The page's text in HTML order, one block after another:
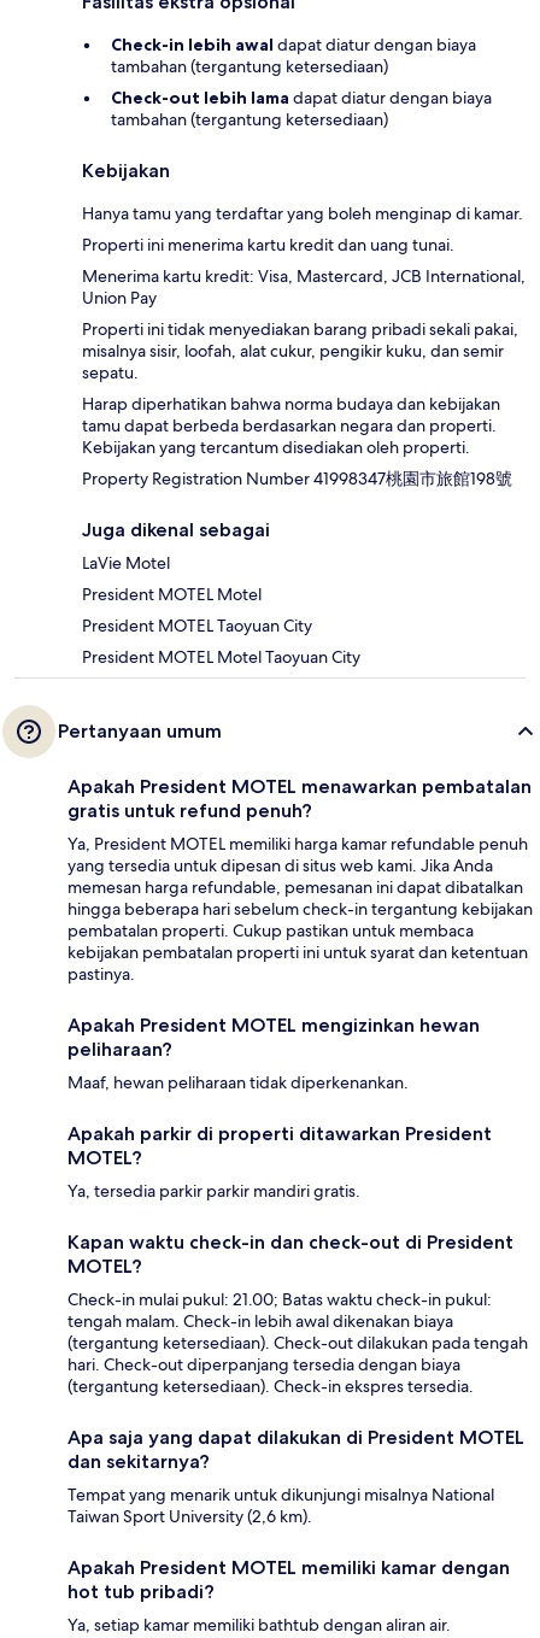
Check-in lebih awal dapat diatur dengan biaya
tambahan (tergantung ketersediaan)
Check-out lebih lama dapat diatur dengan biaya
tambahan (tergantung ketersediaan)
Kebijakan
Hanya tamu yang terdaftar yang boleh menginap di kamar.
Properti ini menerima kartu kredit dan uang tunai.
Menerima kartu kredit: Visa, Mastercard, JCB International,
Union Pay
Properti ini tidak menyediakan barang pribadi sekali pakai,
misalnya sisir, loofah, alat cukur, pengikir kuku, dan semir
sepatu.
Harap diperhatikan bahwa norma budaya dan kebijakan
tamu dapat berbeda berdasarkan negara dan properti.
Kebijakan yang tercantum disediakan oleh properti.
Property Registration Number 41998347桃園市旅館198號
Juga dikenal sebagai
LaVie Motel
President MOTEL Motel
President MOTEL Taoyuan City
President MOTEL Motel Taoyuan City
Pertanyaan umum
Apakah President MOTEL menawarkan pembatalan
gratis untuk refund penuh?
Ya, President MOTEL memiliki harga kamar refundable penuh
yang tersedia untuk dipesan di situs web kami. Jika Anda
memesan harga refundable, pemesanan ini dapat dibatalkan
hingga beberapa hari sebelum check-in tergantung kebijakan
pembatalan properti. Cukup pastikan untuk membaca
kebijakan pembatalan properti ini untuk syarat dan ketentuan
pastinya.
Apakah President MOTEL mengizinkan hewan
peliharaan?
Maaf, hewan peliharaan tidak diperkenankan.
Apakah parkir di properti ditawarkan President
MOTEL?
Ya, tersedia parkir parkir mandiri gratis.
Kapan waktu check-in dan check-out di President
MOTEL?
Check-in mulai pukul: 21.00; Batas waktu check-in pukul:
tengah malam. Check-in lebih awal dikenakan biaya
(tergantung ketersediaan). Check-out dilakukan pada tengah
hari. Check-out diperpanjang tersedia dengan biaya
(tergantung ketersediaan). Check-in ekspres tersedia.
Apa saja yang dapat dilakukan di President MOTEL
dan sekitarnya?
Tempat yang menarik untuk dikunjungi misalnya National
Taiwan Sport University (2,6 km).
Apakah President MOTEL memiliki kamar dengan
hot tub pribadi?
Ya, setiap kamar memiliki bathtub dengan aliran air.